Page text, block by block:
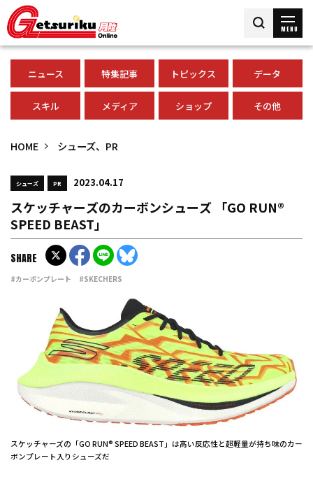
MENU
ニュース 特集記事 トピックス データ
スキル メディア ショップ その他
HOME シューズ、PR
シューズ PR 2023.04.17
スケッチャーズのカーボンシューズ 「GO RUN®
SPEED BEAST」
#カーボンプレート #SKECHERS
SHARE
スケッチャーズの「GO RUN® SPEED BEAST」は高い反応性と超軽量が持ち味のカー
ボンプレート入りシューズだ